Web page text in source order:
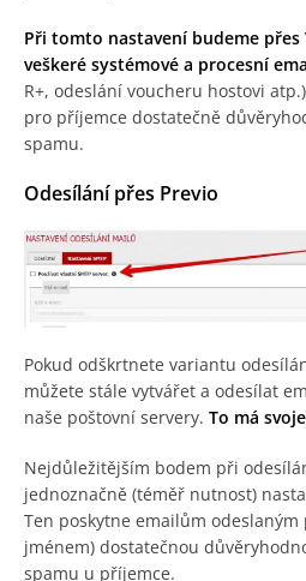
Při tomto nastavení budeme přes
veškeré systémové a procesní
R+, odeslání voucheru hostovi
pro příjemce dostatečně
spamu.
Odesílání přes Previo
Pokud odškrtnete variantu
můžete stále vytvářet a odesílat
naše poštovní servery. To má
Nejdůležitějším bodem při
jednoznačně (téměř nutnost)
Ten poskytne emailům odeslaným
jménem) dostatečnou
spamu u příjemce.